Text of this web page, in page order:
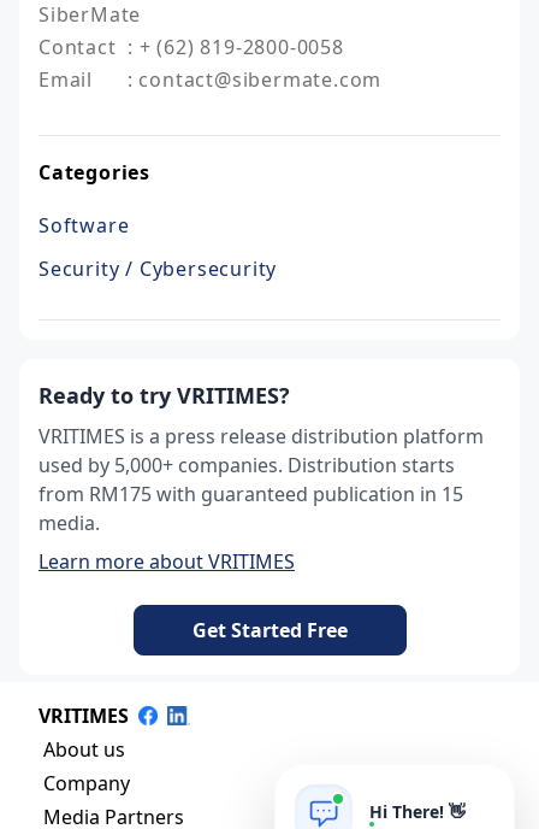
SiberMate
Contact  : + (62) 819-2800-0058
Email      : contact@sibermate.com
Categories
Software
Security / Cybersecurity
Ready to try VRITIMES?
VRITIMES is a press release distribution platform
used by 5,000+ companies. Distribution starts
from RM175 with guaranteed publication in 15
media.
Learn more about VRITIMES
Get Started Free
VRITIMES
About us
Company
Media Partners
Hi There! 👋